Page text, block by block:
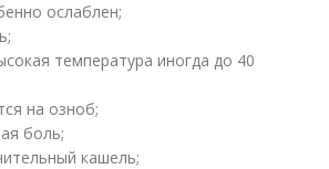
ослаблен;
температура иногда до 40
на озноб;
боль;
кашель;